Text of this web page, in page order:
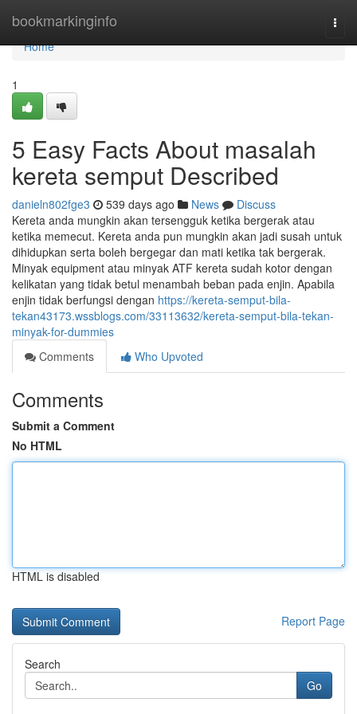
bookmarkinginfo
Home
Home
1
5 Easy Facts About masalah
kereta semput Described
danieln802fge3 539 days ago News
Discuss
Kereta anda mungkin akan tersengguk ketika bergerak atau
ketika memecut. Kereta anda pun mungkin akan jadi susah untuk
dihidupkan serta boleh bergegar dan mati ketika tak bergerak.
Minyak equipment atau minyak ATF kereta sudah kotor dengan
kelikatan yang tidak betul menambah beban pada enjin. Apabila
enjin tidak berfungsi dengan https://kereta-semput-bila-
tekan43173.wssblogs.com/33113632/kereta-semput-bila-tekan-
minyak-for-dummies
Comments
Who Upvoted
Comments
Submit a Comment
No HTML
HTML is disabled
Report Page
Search
Go